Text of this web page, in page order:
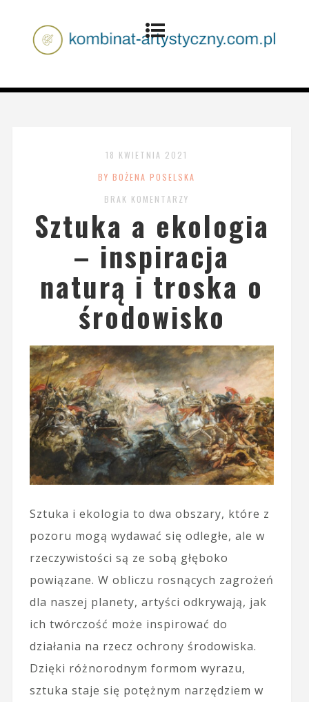
18 KWIETNIA 2021
BY BOŻENA POSELSKA
BRAK KOMENTARZY
Sztuka a ekologia
– inspiracja
naturą i troska o
środowisko
Sztuka i ekologia to dwa obszary, które z
pozoru mogą wydawać się odległe, ale w
rzeczywistości są ze sobą głęboko
powiązane. W obliczu rosnących zagrożeń
dla naszej planety, artyści odkrywają, jak
ich twórczość może inspirować do
działania na rzecz ochrony środowiska.
Dzięki różnorodnym formom wyrazu,
sztuka staje się potężnym narzędziem w